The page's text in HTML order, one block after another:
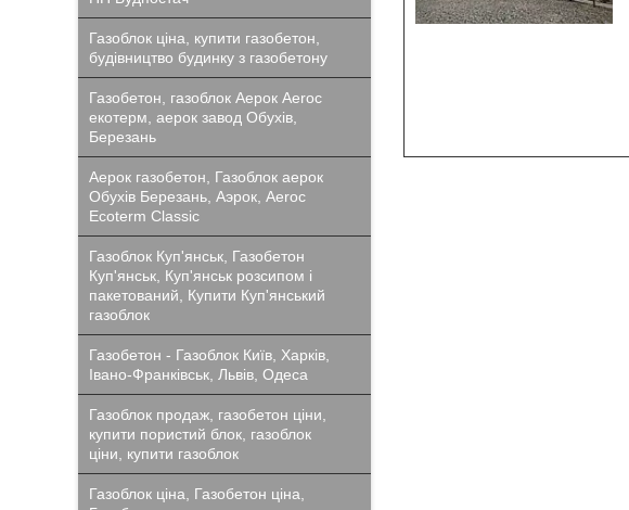
Газоблок ціна, купити газобетон,
будівництво будинку з газобетону
Газобетон, газоблок Аерок Aeroc
екотерм, аерок завод Обухів,
Березань
Аерок газобетон, Газоблок аерок
Обухів Березань, Аэрок, Aeroc
Ecoterm Classic
Газоблок Куп'янськ, Газобетон
Куп'янськ, Куп'янськ розсипом і
пакетований, Купити Куп'янський
газоблок
Газобетон - Газоблок Київ, Харків,
Івано-Франківськ, Львів, Одеса
Газоблок продаж, газобетон ціни,
купити пористий блок, газоблок
ціни, купити газоблок
Газоблок ціна, Газобетон ціна,